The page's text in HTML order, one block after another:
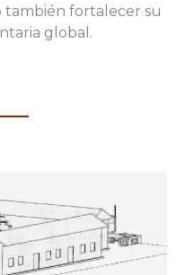
también fortalecer su
global.